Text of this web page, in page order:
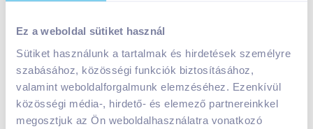
Ez a weboldal sütiket használ
Sütiket használunk a tartalmak és hirdetések személyre
szabásához, közösségi funkciók biztosításához,
valamint weboldalforgalmunk elemzéséhez. Ezenkívül
közösségi média-, hirdető- és elemező partnereinkkel
megosztjuk az Ön weboldalhasználatra vonatkozó
24 967Ft /kg
Kosárba
1 karton = 12 db
+1 karton a kosárba
Kosárba
1 karton = 20 db
+1 karton a kosárba